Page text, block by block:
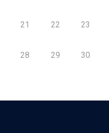
21 22 23
28 29 30